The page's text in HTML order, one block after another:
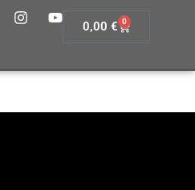
0,00€ 0